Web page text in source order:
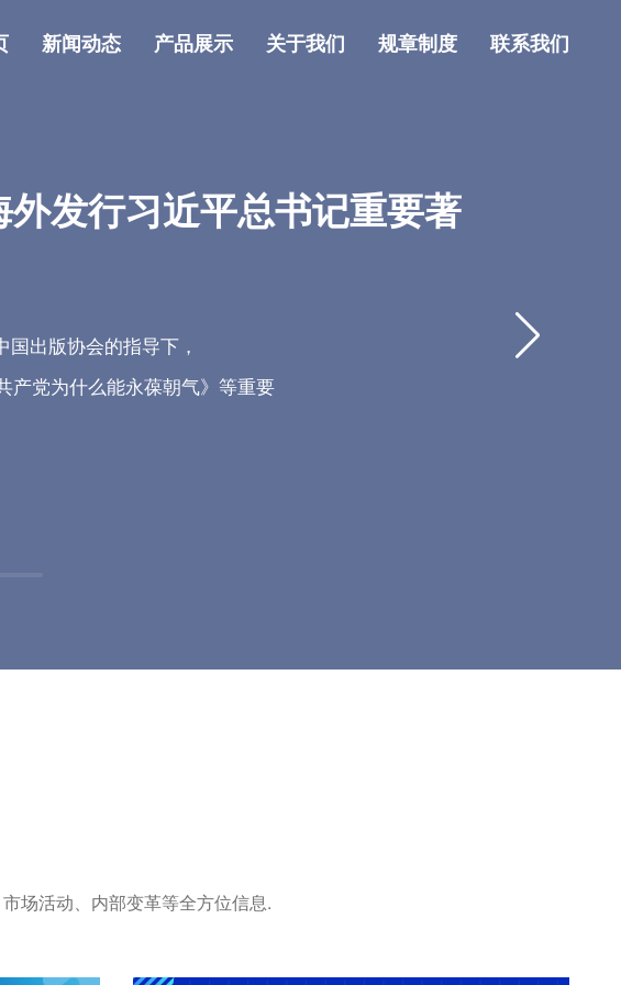
新闻动态 产品展示 关于我们 规章制度 联系我们
发行习近平总书记重要著
出版协会的指导下，
产党为什么能永葆朝气》等重要
场活动、内部变革等全方位信息.